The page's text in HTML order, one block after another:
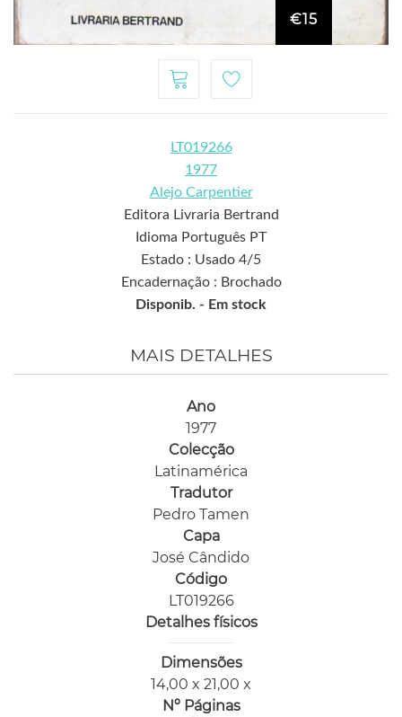
€15
LT019266
1977
Alejo Carpentier
Editora Livraria Bertrand
Idioma Português PT
Estado : Usado 4/5
Encadernação : Brochado
Disponib. - Em stock
MAIS DETALHES
Ano
1977
Colecção
Latinamérica
Tradutor
Pedro Tamen
Capa
José Cândido
Código
LT019266
Detalhes físicos
Dimensões
14,00 x 21,00 x
Nº Páginas